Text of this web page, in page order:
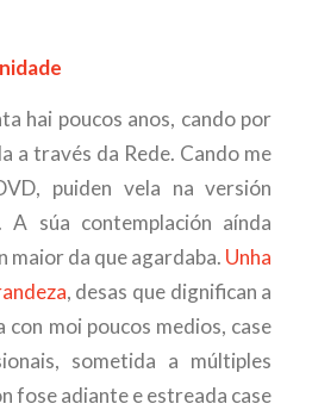
hai poucos anos, cando por
a través da Rede. Cando me
puiden vela na versión
A súa contemplación aínda
maior da que agardaba. Unha
, desas que dignifican a
con moi poucos medios, case
sometida a múltiples
fose adiante e estreada case